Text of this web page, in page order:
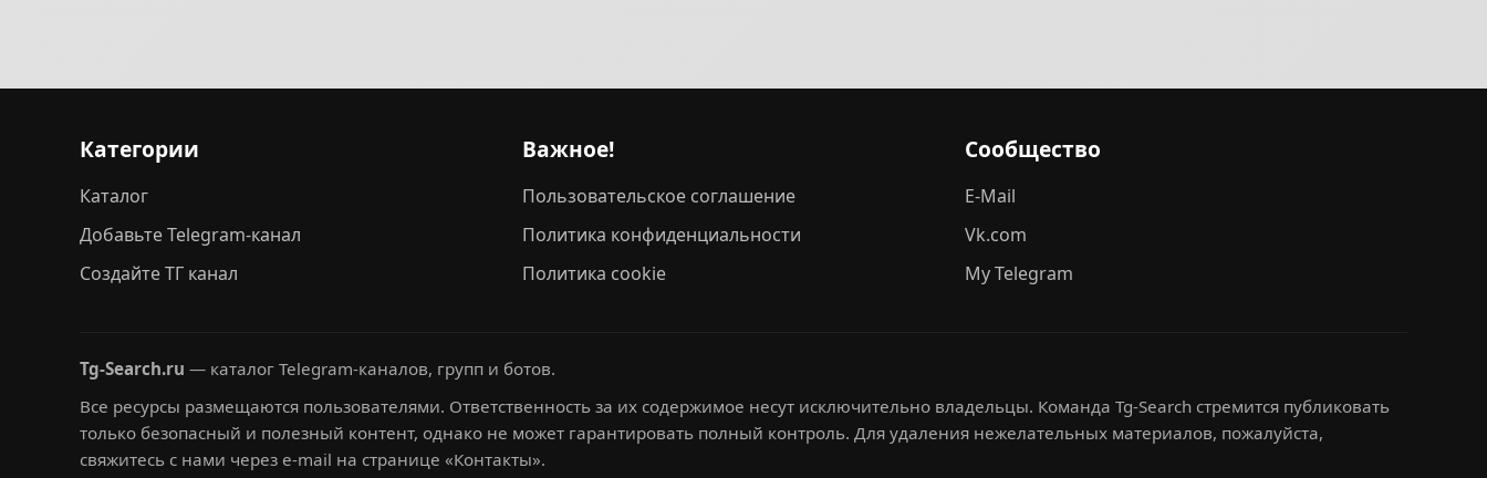
Категории
Каталог
Добавьте Telegram-канал
Создайте ТГ канал
Важное!
Пользовательское соглашение
Политика конфиденциальности
Политика cookie
Сообщество
E-Mail
Vk.com
My Telegram
Tg-Search.ru — каталог Telegram-каналов, групп и ботов.
Все ресурсы размещаются пользователями. Ответственность за их содержимое несут исключительно владельцы. Команда Tg-Search стремится публиковать
только безопасный и полезный контент, однако не может гарантировать полный контроль. Для удаления нежелательных материалов, пожалуйста,
свяжитесь с нами через e-mail на странице «Контакты».